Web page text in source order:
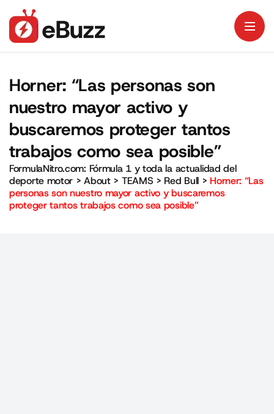
Horner: “Las personas son
nuestro mayor activo y
buscaremos proteger tantos
trabajos como sea posible”
FormulaNitro.com: Fórmula 1 y toda la actualidad del
deporte motor >About> TEAMS > Red Bull > Horner: “Las
personas son nuestro mayor activo y buscaremos
proteger tantos trabajos como sea posible”